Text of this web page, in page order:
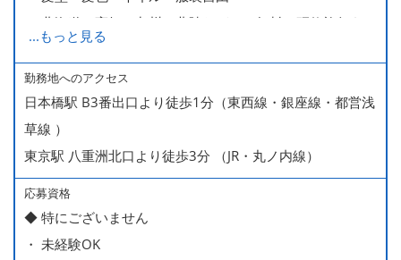
・ 北海道や高知、九州、北陸などへの無料の研修旅行あり
ます
・ 無料の美味しい まかない食 あり
...もっと見る
勤務地へのアクセス
日本橋駅 B3番出口より徒歩1分（東西線・銀座線・都営浅
草線 ）
東京駅 八重洲北口より徒歩3分 （JR・丸ノ内線）
応募資格
◆ 特にございません
・ 未経験OK